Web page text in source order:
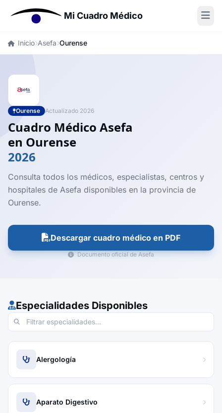
Mi Cuadro Médico
Inicio Asefa Ourense
Ourense Actualizado 2026
Cuadro Médico Asefa
en Ourense
2026
Consulta todos los médicos, especialistas, centros y
hospitales de Asefa disponibles en la provincia de
Ourense.
Descargar cuadro médico en PDF
Documento oficial de Asefa
Especialidades Disponibles
Alergología
Aparato Digestivo